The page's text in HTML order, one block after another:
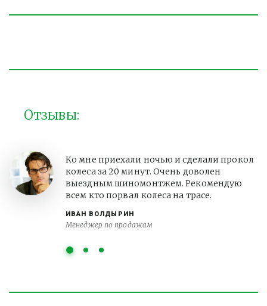
Отзывы:
ИВАН ВОЛДЫРИН
Менеджер по продажам
Ко мне приехали ночью и сделали прокол
колеса за 20 минут. Очень доволен
выездным шиномонтжем. Рекомендую
всем кто порвал колеса на трасе.